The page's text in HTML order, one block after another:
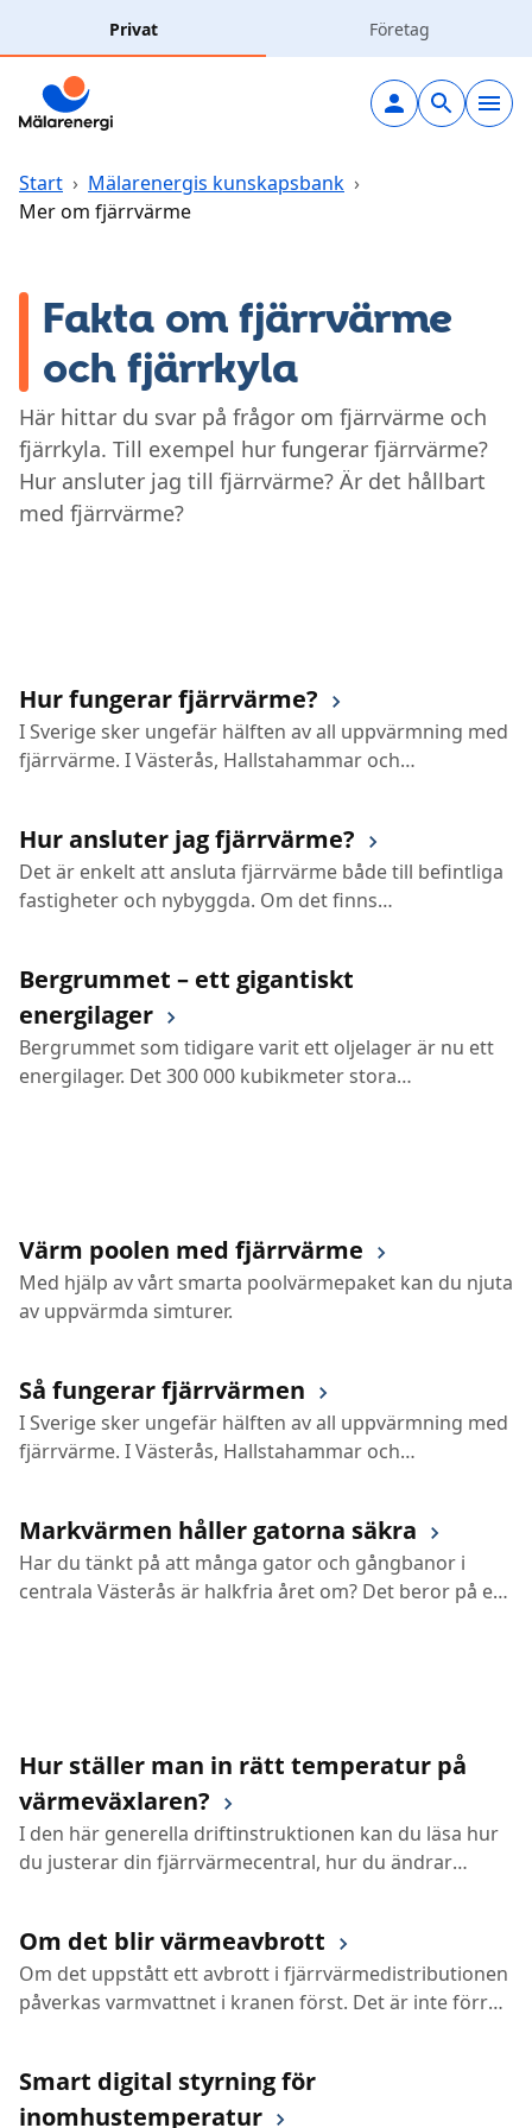
Privat Företag
Elavtal
Elnät
Solceller
Fjärrvärme
Vatten & avlopp
Hållbarhet
Start › Mälarenergis kunskapsbank ›
Mer om fjärrvärme
Fakta om fjärrvärme
och fjärrkyla
Här hittar du svar på frågor om fjärrvärme och
fjärrkyla. Till exempel hur fungerar fjärrvärme?
Hur ansluter jag till fjärrvärme? Är det hållbart
med fjärrvärme?
Hur fungerar fjärrvärme?
I Sverige sker ungefär hälften av all uppvärmning med
fjärrvärme. I Västerås, Hallstahammar och
vanligaste uppvärmningsformerna, är den både enkel
och trygg för dig som kund. Dessutom är fjärrvärmen
ett hållbart val för att vi kan ta tillvara på resurser som
Hur ansluter jag fjärrvärme?
Det är enkelt att ansluta fjärrvärme både till befintliga
fastigheter och nybyggda. Om det finns
Bergrummet – ett gigantiskt
energilager
Bergrummet som tidigare varit ett oljelager är nu ett
energilager. Det 300 000 kubikmeter stora
Värm poolen med fjärrvärme
Med hjälp av vårt smarta poolvärmepaket kan du njuta
av uppvärmda simturer.
Så fungerar fjärrvärmen
I Sverige sker ungefär hälften av all uppvärmning med
fjärrvärme. I Västerås, Hallstahammar och
vanligaste uppvärmningsformerna, är den både enkel
och trygg för dig som kund. Dessutom är fjärrvärmen
ett hållbart val för att vi kan ta tillvara på resurser som
Markvärmen håller gatorna säkra
Har du tänkt på att många gator och gångbanor i
centrala Västerås är halkfria året om? Det beror på en
Hur ställer man in rätt temperatur på
värmeväxlaren?
I den här generella driftinstruktionen kan du läsa hur
du justerar din fjärrvärmecentral, hur du ändrar
Om det blir värmeavbrott
Om det uppstått ett avbrott i fjärrvärmedistributionen
påverkas varmvattnet i kranen först. Det är inte förrän
Smart digital styrning för
inomhustemperatur